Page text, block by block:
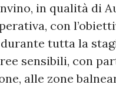
in qualità di
con
tutta la
sensibili, con
alle zone